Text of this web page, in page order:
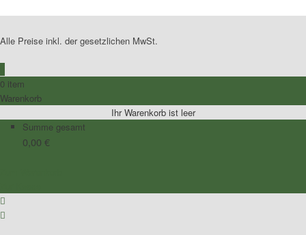
Alle Preise inkl. der gesetzlichen MwSt.
0 item
Warenkorb
Ihr Warenkorb ist leer
Summe gesamt
0,00 €